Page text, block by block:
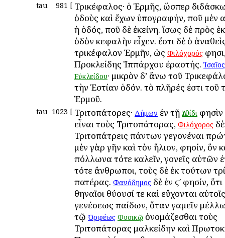
tau 981 [ Τρικέφαλος· ὁ Ἑρμῆς, ὥσπερ
ὁδοὺς καὶ ἔχων ὑπογραφήν, ποῦ μὲν
ἡ ὁδός, ποῦ δὲ ἐκείνη. ἴσως δὲ πρὸς
ὁδὸν κεφαλὴν εἶχεν. ἔστι δὲ ὁ
τρικέφαλον Ἑρμῆν, ὡς Φιλόχορός
Προκλείδης Ἱππάρχου ἐραστής. Ἰσαῖος
Εὐκλείδου· μικρὸν δ’ ἄνω τοῦ
τὴν Ἑστίαν ὁδόν. τὸ πλῆρές ἐστι τοῦ
Ἑρμοῦ.
tau 1023 [ Τριτοπάτορες· Δήμων ἐν τῇ Ἀτθίδι
εἶναι τοὺς Τριτοπάτορας, Φιλόχορος
Τριτοπάτρεις πάντων γεγονέναι
μὲν γὰρ γῆν καὶ τὸν ἥλιον, φησίν, ὃν
Ἀπόλλωνα τότε καλεῖν, γονεῖς αὐτῶν
τότε ἄνθρωποι, τοὺς δὲ ἐκ τούτων
πατέρας. Φανόδημος δὲ ἐν ϛʹ φησίν,
Ἀθηναῖοι θύουσί τε καὶ εὔχονται
γενέσεως παίδων, ὅταν γαμεῖν
τῷ Ὀρφέως Φυσικῷ ὀνομάζεσθαι τοὺς
Τριτοπάτορας Ἀμαλκείδην καὶ